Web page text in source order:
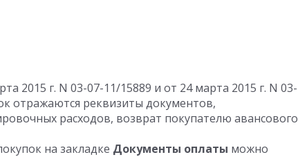
2015 г. N 03-07-11/15889 и от 24 марта 2015 г. N 03-
отражаются реквизиты документов,
расходов, возврат покупателю авансового
на закладке Документы оплаты можно